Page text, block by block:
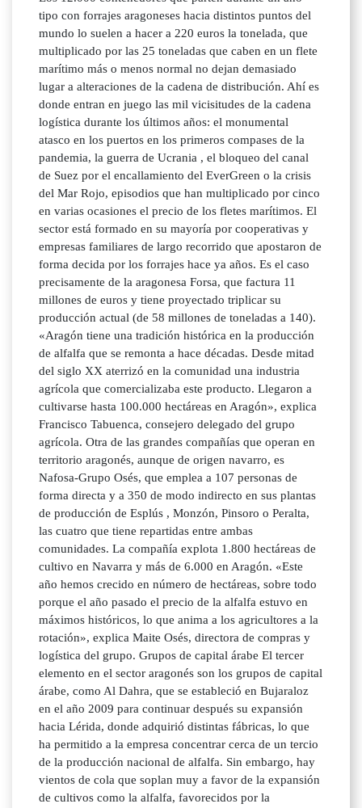
tipo con forrajes aragoneses hacia distintos puntos del
mundo lo suelen a hacer a 220 euros la tonelada, que
multiplicado por las 25 toneladas que caben en un flete
marítimo más o menos normal no dejan demasiado
lugar a alteraciones de la cadena de distribución. Ahí es
donde entran en juego las mil vicisitudes de la cadena
logística durante los últimos años: el monumental
atasco en los puertos en los primeros compases de la
pandemia, la guerra de Ucrania , el bloqueo del canal
de Suez por el encallamiento del EverGreen o la crisis
del Mar Rojo, episodios que han multiplicado por cinco
en varias ocasiones el precio de los fletes marítimos. El
sector está formado en su mayoría por cooperativas y
empresas familiares de largo recorrido que apostaron de
forma decida por los forrajes hace ya años. Es el caso
precisamente de la aragonesa Forsa, que factura 11
millones de euros y tiene proyectado triplicar su
producción actual (de 58 millones de toneladas a 140).
«Aragón tiene una tradición histórica en la producción
de alfalfa que se remonta a hace décadas. Desde mitad
del siglo XX aterrizó en la comunidad una industria
agrícola que comercializaba este producto. Llegaron a
cultivarse hasta 100.000 hectáreas en Aragón», explica
Francisco Tabuenca, consejero delegado del grupo
agrícola. Otra de las grandes compañías que operan en
territorio aragonés, aunque de origen navarro, es
Nafosa-Grupo Osés, que emplea a 107 personas de
forma directa y a 350 de modo indirecto en sus plantas
de producción de Esplús , Monzón, Pinsoro o Peralta,
las cuatro que tiene repartidas entre ambas
comunidades. La compañía explota 1.800 hectáreas de
cultivo en Navarra y más de 6.000 en Aragón. «Este
año hemos crecido en número de hectáreas, sobre todo
porque el año pasado el precio de la alfalfa estuvo en
máximos históricos, lo que anima a los agricultores a la
rotación», explica Maite Osés, directora de compras y
logística del grupo. Grupos de capital árabe El tercer
elemento en el sector aragonés son los grupos de capital
árabe, como Al Dahra, que se estableció en Bujaraloz
en el año 2009 para continuar después su expansión
hacia Lérida, donde adquirió distintas fábricas, lo que
ha permitido a la empresa concentrar cerca de un tercio
de la producción nacional de alfalfa. Sin embargo, hay
vientos de cola que soplan muy a favor de la expansión
de cultivos como la alfalfa, favorecidos por la